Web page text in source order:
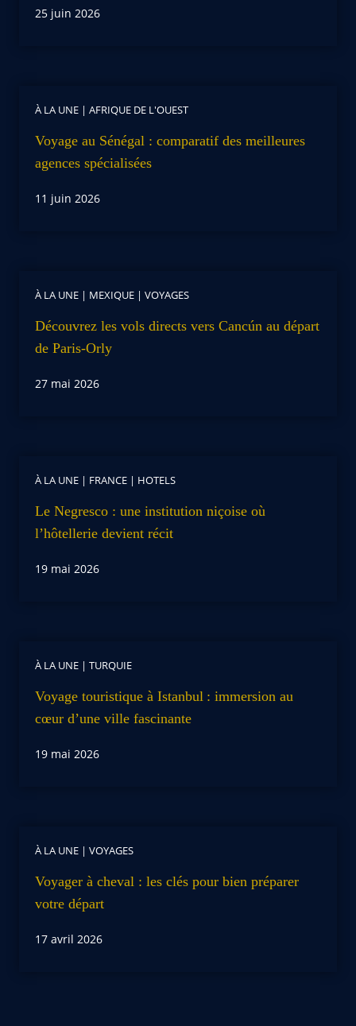
25 juin 2026
À LA UNE | AFRIQUE DE L'OUEST
Voyage au Sénégal : comparatif des meilleures
agences spécialisées
11 juin 2026
À LA UNE | MEXIQUE | VOYAGES
Découvrez les vols directs vers Cancún au départ
de Paris-Orly
27 mai 2026
À LA UNE | FRANCE | HOTELS
Le Negresco : une institution niçoise où
l’hôtellerie devient récit
19 mai 2026
À LA UNE | TURQUIE
Voyage touristique à Istanbul : immersion au
cœur d’une ville fascinante
19 mai 2026
À LA UNE | VOYAGES
Voyager à cheval : les clés pour bien préparer
votre départ
17 avril 2026